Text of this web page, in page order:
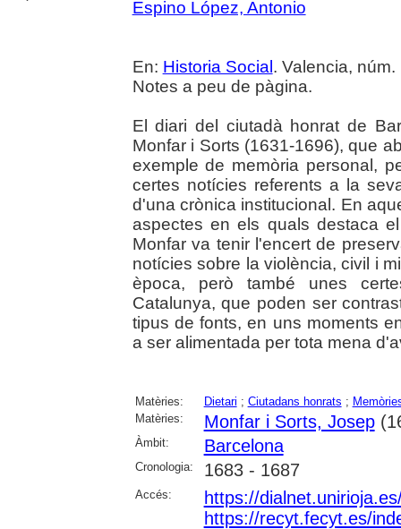
Espino López, Antonio
En: Historia Social . Valencia,
Notes a peu de pàgina.
El diari del ciutadà honrat de
Monfar i Sorts (1631-1696), que
exemple de memòria personal,
certes notícies referents a la
d'una crònica institucional. En
aspectes en els quals destaca
Monfar va tenir l'encert de
notícies sobre la violència, civil i
època, però també unes
Catalunya, que poden ser
tipus de fonts, en uns moments
a ser alimentada per tota mena
Matèries: Dietari ; Ciutadans honrats ;
Matèries:
Monfar i Sorts, Josep
Àmbit: Barcelona
Cronologia: 1683 - 1687
Accés:
https://
https://recyt.fecyt.es/